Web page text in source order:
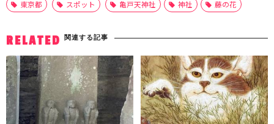
東京都 スポット 亀戸天神社 神社 藤の花
RELATED 関連する記事